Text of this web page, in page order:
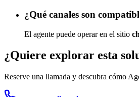
¿Qué canales son
El agente puede operar en el sitio
¿Quiere explorar esta
Reserve una llamada y descubra cómo